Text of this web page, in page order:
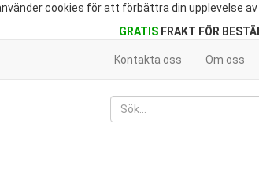
cookies för att förbättra din upplevelse av
GRATISFRAKT FÖR
Kontakta oss Om oss